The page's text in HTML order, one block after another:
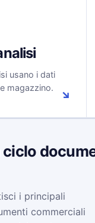
usano i dati
magazzino.
↘
ciclo
i principali
commerciali